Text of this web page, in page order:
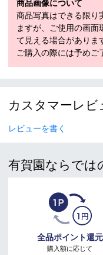
スキー 注意事項
＊取扱商品は、日本
＊商品情報はディー
＊製造上におきる細か
ん。
＊店頭在庫と共有をし
場合、取付工賃は無
商品画像について
商品写真はできる限り
ますが、ご使用の画
て見える場合がありま
ご購入の際には予めご
カスタマーレビ
レビューを書く
有賀園ならでは
全品ポイント還元
購入額に応じて